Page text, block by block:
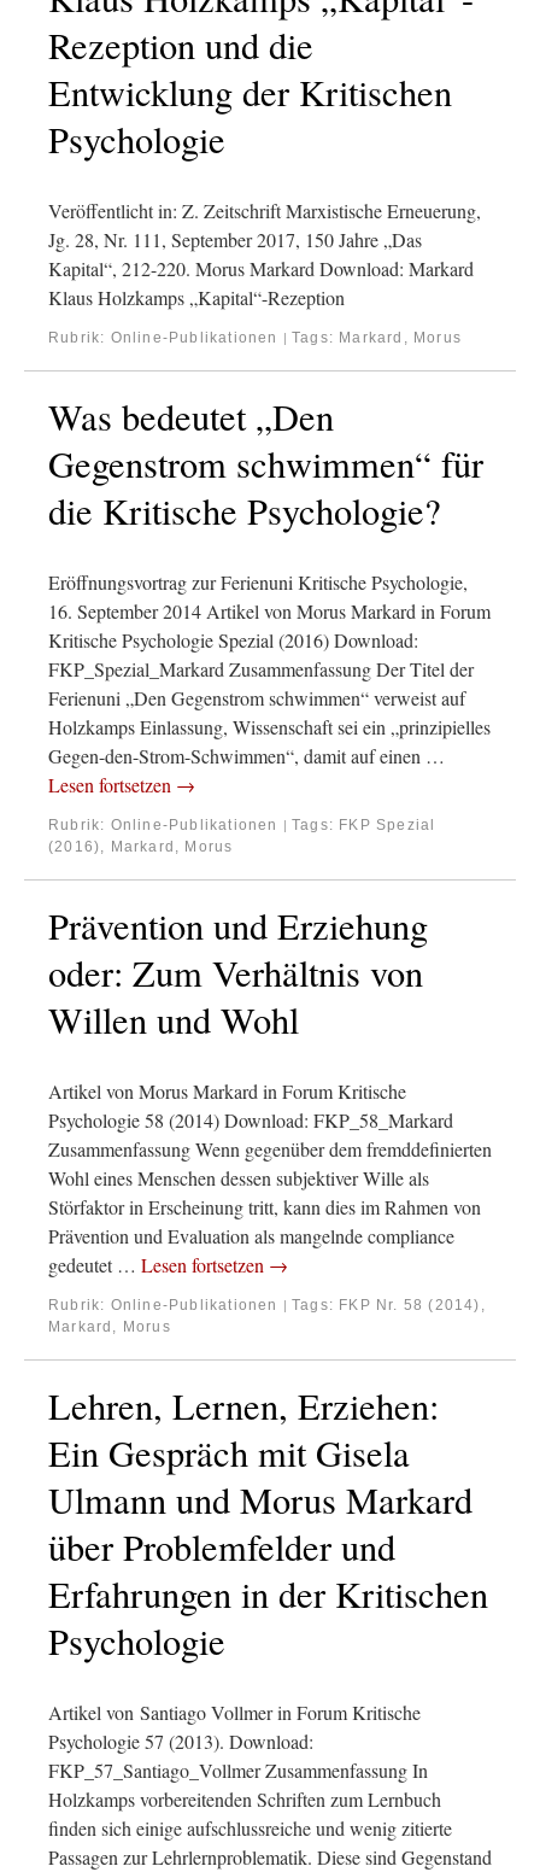
Rezeption und die
Entwicklung der Kritischen
Psychologie
Veröffentlicht in: Z. Zeitschrift Marxistische Erneuerung,
Jg. 28, Nr. 111, September 2017, 150 Jahre „Das
Kapital“, 212-220. Morus Markard Download: Markard
Klaus Holzkamps „Kapital“-Rezeption
Rubrik: Online-Publikationen | Tags: Markard, Morus
Was bedeutet „Den
Gegenstrom schwimmen“ für
die Kritische Psychologie?
Eröffnungsvortrag zur Ferienuni Kritische Psychologie,
16. September 2014 Artikel von Morus Markard in Forum
Kritische Psychologie Spezial (2016) Download:
FKP_Spezial_Markard Zusammenfassung Der Titel der
Ferienuni „Den Gegenstrom schwimmen“ verweist auf
Holzkamps Einlassung, Wissenschaft sei ein „prinzipielles
Gegen-den-Strom-Schwimmen“, damit auf einen …
Lesen fortsetzen →
Rubrik: Online-Publikationen | Tags: FKP Spezial
(2016), Markard, Morus
Prävention und Erziehung
oder: Zum Verhältnis von
Willen und Wohl
Artikel von Morus Markard in Forum Kritische
Psychologie 58 (2014) Download: FKP_58_Markard
Zusammenfassung Wenn gegenüber dem fremddefinierten
Wohl eines Menschen dessen subjektiver Wille als
Störfaktor in Erscheinung tritt, kann dies im Rahmen von
Prävention und Evaluation als mangelnde compliance
gedeutet … Lesen fortsetzen →
Rubrik: Online-Publikationen | Tags: FKP Nr. 58 (2014) ,
Markard, Morus
Lehren, Lernen, Erziehen:
Ein Gespräch mit Gisela
Ulmann und Morus Markard
über Problemfelder und
Erfahrungen in der Kritischen
Psychologie
Artikel von Santiago Vollmer in Forum Kritische
Psychologie 57 (2013). Download:
FKP_57_Santiago_Vollmer Zusammenfassung In
Holzkamps vorbereitenden Schriften zum Lernbuch
finden sich einige aufschlussreiche und wenig zitierte
Passagen zur Lehrlernproblematik. Diese sind Gegenstand